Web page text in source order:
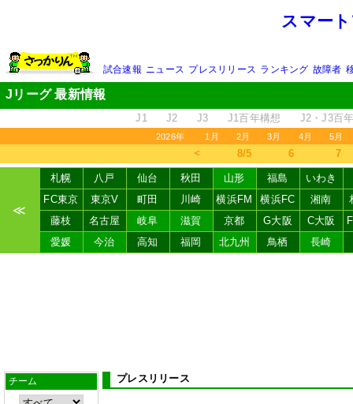
スマー
試合速報 ニュース プレスリリース ランキング 故障者
Jリーグ 最新情報
J1 J2 J3 J1百年構想 J2・J3百
2026年 1月 2月 3月 4月 5月
＜ 8/5 6 7
≪
札幌 八戸 仙台 秋田 山形 福島
いわき
FC東京
東京V 町田 川崎 横浜FM 横浜FC 湘南
藤枝
名古屋 岐阜 滋賀 京都 G大阪 C大阪
愛媛
今治 高知 福岡 北九州 鳥栖 長崎
チーム プレスリリース